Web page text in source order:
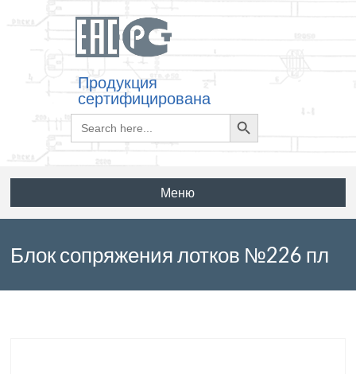
Продукция
сертифицирована
Search
for:
Search
Button
Меню
Блок сопряжения лотков №226 пл